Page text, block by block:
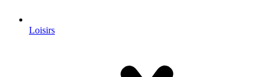
Loisirs